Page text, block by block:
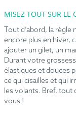
MISEZ TOUT SUR LE
Tout d’abord, la
encore plus en hiver,
ajouter un gilet, un
Durant votre
élastiques et douces
ce qui cisailles et qui
les volants. Bref, tout
vous !